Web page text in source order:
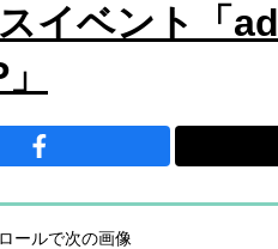
イベント「
ールで次の画像